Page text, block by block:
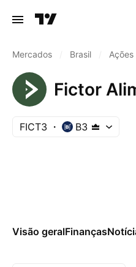
Mercados Brasil Ações
Fictor
FICT3 B3
Visão geralFinanças